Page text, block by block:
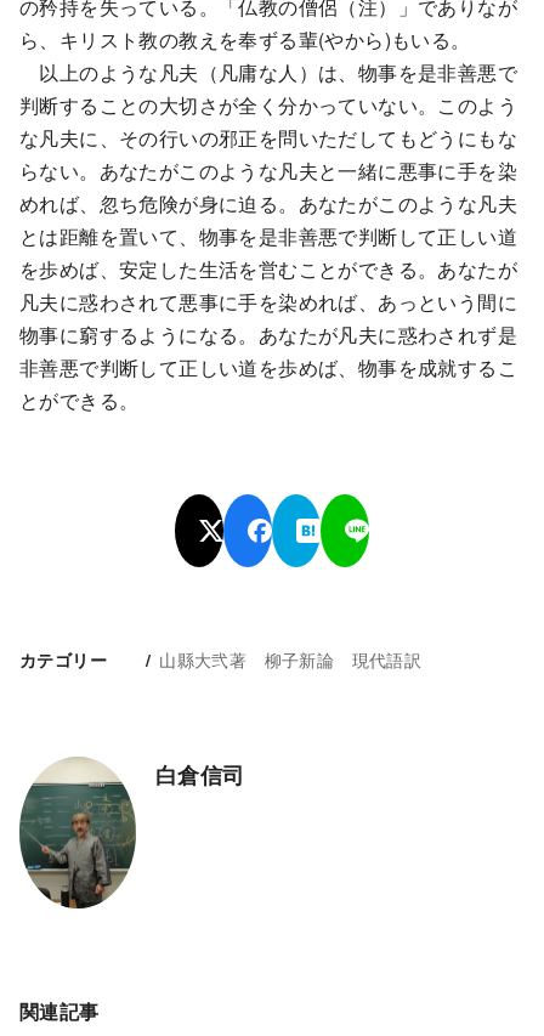
の矜持を失っている。「仏教の僧侶（注）」でありなが
ら、キリスト教の教えを奉ずる輩(やから)もいる。
以上のような凡夫（凡庸な人）は、物事を是非善悪で
判断することの大切さが全く分かっていない。このよう
な凡夫に、その行いの邪正を問いただしてもどうにもな
らない。あなたがこのような凡夫と一緒に悪事に手を染
めれば、忽ち危険が身に迫る。あなたがこのような凡夫
とは距離を置いて、物事を是非善悪で判断して正しい道
を歩めば、安定した生活を営むことができる。あなたが
凡夫に惑わされて悪事に手を染めれば、あっという間に
物事に窮するようになる。あなたが凡夫に惑わされず是
非善悪で判断して正しい道を歩めば、物事を成就するこ
とができる。
カテゴリー 山縣大弐著 柳子新論 現代語訳
白倉信司
関連記事